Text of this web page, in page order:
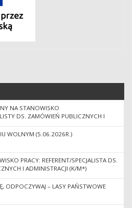
NA STANOWISKO
DS. ZAMÓWIEŃ PUBLICZNYCH I
WOLNYM (5.06.2026R.)
PRACY: REFERENT/SPECJALISTA DS.
I ADMINISTRACJI (K/M*)
ODPOCZYWAJ – LASY PAŃSTWOWE